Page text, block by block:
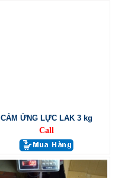
CẢM ỨNG LỰC LAK 3 kg
Call